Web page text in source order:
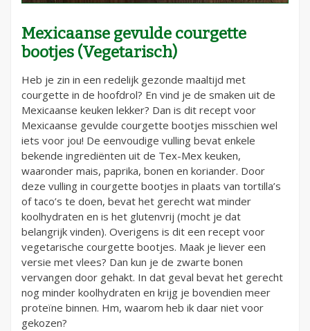
Mexicaanse gevulde courgette
bootjes (Vegetarisch)
Heb je zin in een redelijk gezonde maaltijd met
courgette in de hoofdrol? En vind je de smaken uit de
Mexicaanse keuken lekker? Dan is dit recept voor
Mexicaanse gevulde courgette bootjes misschien wel
iets voor jou! De eenvoudige vulling bevat enkele
bekende ingrediënten uit de Tex-Mex keuken,
waaronder mais, paprika, bonen en koriander. Door
deze vulling in courgette bootjes in plaats van tortilla’s
of taco’s te doen, bevat het gerecht wat minder
koolhydraten en is het glutenvrij (mocht je dat
belangrijk vinden). Overigens is dit een recept voor
vegetarische courgette bootjes. Maak je liever een
versie met vlees? Dan kun je de zwarte bonen
vervangen door gehakt. In dat geval bevat het gerecht
nog minder koolhydraten en krijg je bovendien meer
proteïne binnen. Hm, waarom heb ik daar niet voor
gekozen?